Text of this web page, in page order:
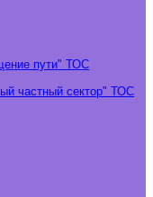
пути" ТОС
частный сектор" ТОС